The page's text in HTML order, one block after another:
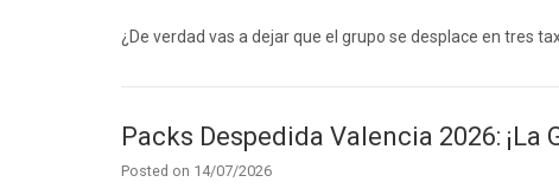
¿De verdad vas a dejar que el grupo se desplace en tres
Packs Despedida Valencia 2026:
Posted on 14/07/2026